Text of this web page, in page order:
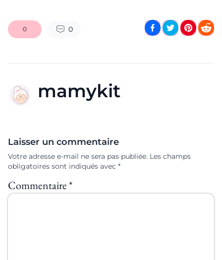
0 0
mamykit
Laisser un commentaire
Votre adresse e-mail ne sera pas publiée. Les champs
obligatoires sont indiqués avec *
Commentaire*